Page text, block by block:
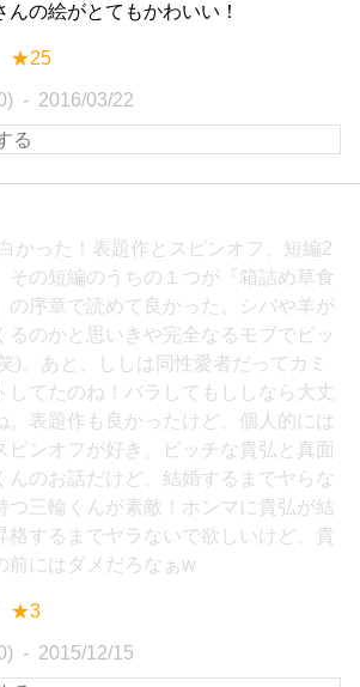
んの絵がとてもかわいい！
★25
2016/03/22
かった！表題作とスピンオフ、短編2
その短編のうちの１つが『箱詰め草食
の序章で読めて良かった。シバや羊が
るのかと思いきや完全なるモブでビッ
)。あと、ししは同性愛者だってカミ
してたのね！バラしてもししなら大丈
。表題作も良かったけど、個人的には
ピンオフが好き。ビッチな貴弘と真面
んのお話だけど、結婚するまでヤらな
つ三輪くんが素敵！ホンマに貴弘が結
格するまでヤラないで欲しいけど、貴
前にはダメだろなぁw
★3
2015/12/15